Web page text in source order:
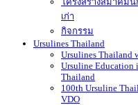
เก่า
กิจกรรม
Ursulines Thailand
Ursulines Thailand
Ursuline Education
Thailand
100th Ursuline
VDO